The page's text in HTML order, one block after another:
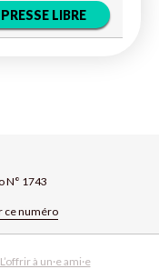
N° 1743
ce numéro
L’offrir à un·e ami·e
LIBRE